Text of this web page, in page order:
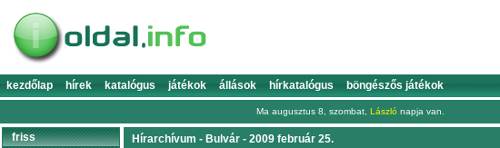
kezdőlap hírek katalógus játékok állások hírkatalógus böngészős játékok
Ma augusztus 8, szombat, László napja van.
Hírarchívum - Bulvár - 2009 február 25.
friss